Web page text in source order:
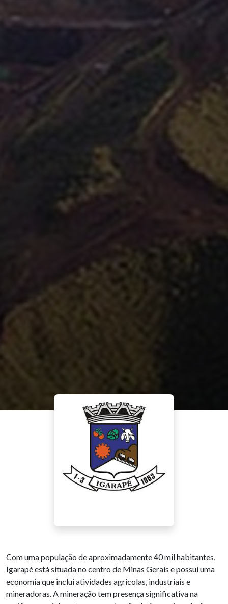
Com uma população de aproximadamente 40 mil habitantes,
Igarapé está situada no centro de Minas Gerais e possui uma
economia que inclui atividades agrícolas, industriais e
mineradoras. A mineração tem presença significativa na